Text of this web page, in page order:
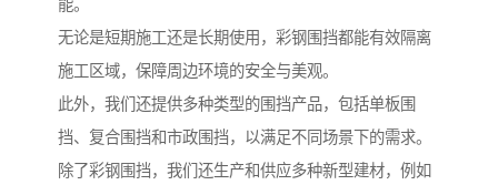
能。
无论是短期施工还是长期使用，彩钢围挡都能有效隔离
施工区域，保障周边环境的安全与美观。
此外，我们还提供多种类型的围挡产品，包括单板围
挡、复合围挡和市政围挡，以满足不同场景下的需求。
除了彩钢围挡，我们还生产和供应多种新型建材，例如